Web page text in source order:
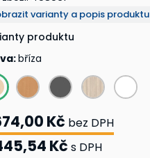
varianty a popis produktu
produktu
:bříza
Kč bez DPH
Kč s DPH